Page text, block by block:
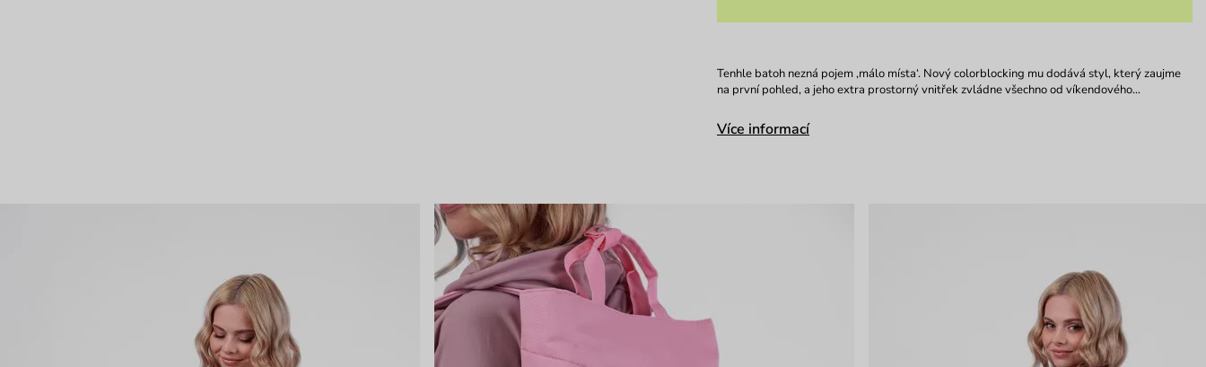
Tenhle batoh nezná pojem ‚málo místa‘. Nový colorblocking mu dodává styl, který zaujme
na první pohled, a jeho extra prostorný vnitřek zvládne všechno od víkendového…
Více informací